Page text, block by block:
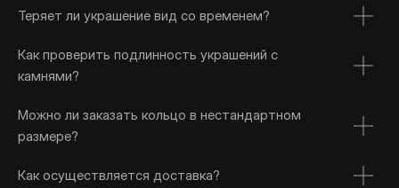
Теряет ли украшение вид со временем?
Как проверить подлинность украшений с
камнями?
Можно ли заказать кольцо в нестандартном
размере?
Как осуществляется доставка?